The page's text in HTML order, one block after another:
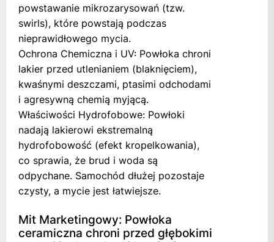
powstawanie mikrozarysowań (tzw.
swirls), które powstają podczas
nieprawidłowego mycia.
Ochrona Chemiczna i UV: Powłoka chroni
lakier przed utlenianiem (blaknięciem),
kwaśnymi deszczami, ptasimi odchodami
i agresywną chemią myjącą.
Właściwości Hydrofobowe: Powłoki
nadają lakierowi ekstremalną
hydrofobowość (efekt kropelkowania),
co sprawia, że brud i woda są
odpychane. Samochód dłużej pozostaje
czysty, a mycie jest łatwiejsze.
Mit Marketingowy: Powłoka
ceramiczna chroni przed głębokimi